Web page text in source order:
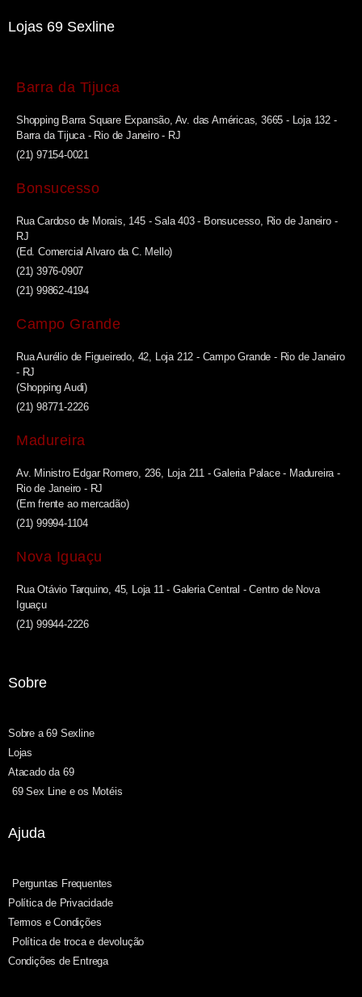
Lojas 69 Sexline
Barra da Tijuca
Shopping Barra Square Expansão, Av. das Américas, 3665 - Loja 132 -
Barra da Tijuca - Rio de Janeiro - RJ
(21) 97154-0021
Bonsucesso
Rua Cardoso de Morais, 145 - Sala 403 - Bonsucesso, Rio de Janeiro -
RJ
(Ed. Comercial Alvaro da C. Mello)
(21) 3976-0907
(21) 99862-4194
Campo Grande
Rua Aurélio de Figueiredo, 42, Loja 212 - Campo Grande - Rio de Janeiro
- RJ
(Shopping Audi)
(21) 98771-2226
Madureira
Av. Ministro Edgar Romero, 236, Loja 211 - Galeria Palace - Madureira -
Rio de Janeiro - RJ
(Em frente ao mercadão)
(21) 99994-1104
Nova Iguaçu
Rua Otávio Tarquino, 45, Loja 11 - Galeria Central - Centro de Nova
Iguaçu
(21) 99944-2226
Sobre
Sobre a 69 Sexline
Lojas
Atacado da 69
69 Sex Line e os Motéis
Ajuda
Perguntas Frequentes
Política de Privacidade
Termos e Condições
Política de troca e devolução
Condições de Entrega